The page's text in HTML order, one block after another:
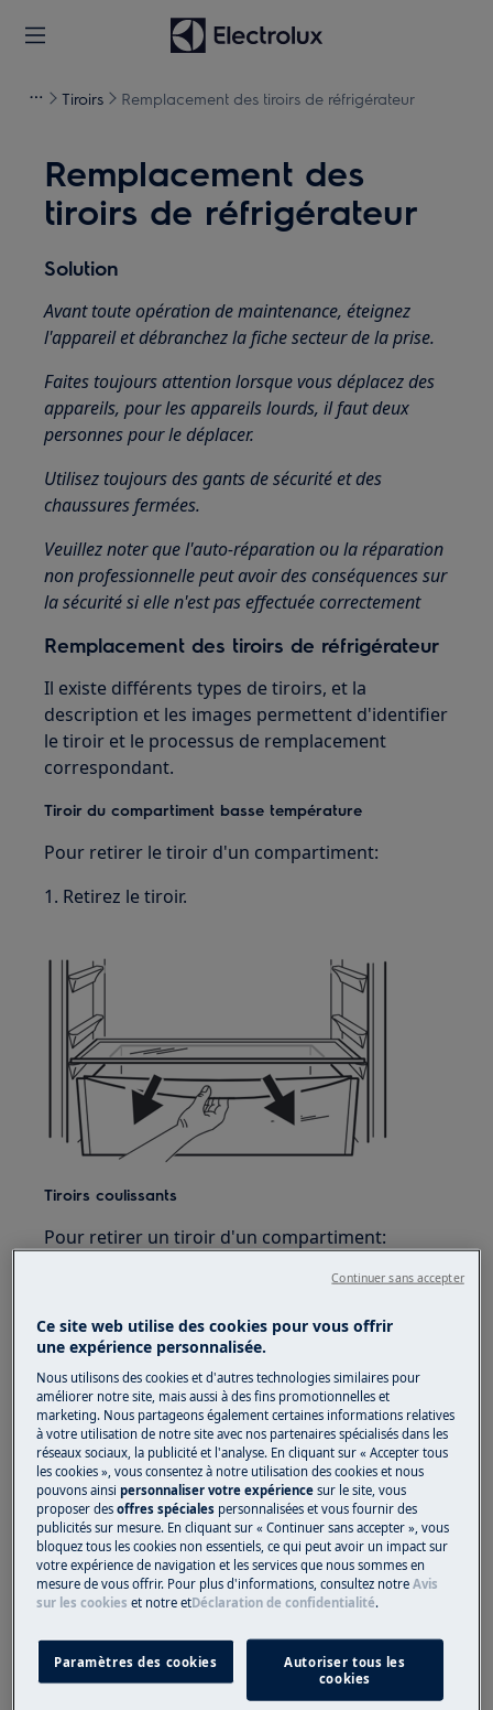
Tiroirs Remplacement des tiroirs de réfrigérateur
Remplacement des
tiroirs de réfrigérateur
Solution
Avant toute opération de maintenance, éteignez
l'appareil et débranchez la fiche secteur de la prise.
Faites toujours attention lorsque vous déplacez des
appareils, pour les appareils lourds, il faut deux
personnes pour le déplacer.
Utilisez toujours des gants de sécurité et des
chaussures fermées.
Veuillez noter que l'auto-réparation ou la réparation
non professionnelle peut avoir des conséquences sur
la sécurité si elle n'est pas effectuée correctement
Remplacement des tiroirs de réfrigérateur
Il existe différents types de tiroirs, et la
description et les images permettent d'identifier
le tiroir et le processus de remplacement
correspondant.
Tiroir du compartiment basse température
Pour retirer le tiroir d'un compartiment:
1. Retirez le tiroir.
Tiroirs coulissants
Pour retirer un tiroir d'un compartiment:
1. Tirez le tiroir jusqu'à ce qu'il arrive en butée.
2. Une fois que vous atteignez l'extrémité des
glissières, soulevez légèrement l'avant du tiroir
et retirez-le de l'appareil.
Pour mettre le tiroir dans un compartiment,
Ce site web utilise des cookies pour vous offrir
une expérience personnalisée.
Nous utilisons des cookies et d'autres technologies similaires pour
améliorer notre site, mais aussi à des fins promotionnelles et
marketing. Nous partageons également certaines informations relatives
à votre utilisation de notre site avec nos partenaires spécialisés dans les
réseaux sociaux, la publicité et l'analyse. En cliquant sur « Accepter tous
les cookies », vous consentez à notre utilisation des cookies et nous
pouvons ainsipersonnaliser votre expériencesur le site, vous
proposer desoffres spéciales personnalisées et vous fournir des
publicités sur mesure. En cliquant sur « Continuer sans accepter », vous
bloquez tous les cookies non essentiels, ce qui peut avoir un impact sur
votre expérience de navigation et les services que nous sommes en
mesure de vous offrir. Pour plus d'informations, consultez notreAvis
sur les cookies et notreetDéclaration de confidentialité.
Paramètres des cookies
Autoriser tous les
cookies
Continuer sans accepter